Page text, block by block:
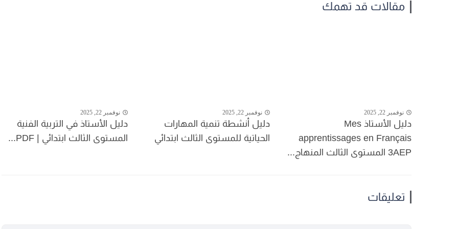
مقالات قد تهمك
نوفمبر 22, 2025
دليل الأستاذ Mes
apprentissages en Français
3AEP المستوى الثالث المنهاج...
نوفمبر 22, 2025
دليل أنشطة تنمية المهارات
الحياتية للمستوى الثالث ابتدائي
نوفمبر 22, 2025
دليل الأستاذ في التربية الفنية
المستوى الثالث ابتدائي | PDF...
تعليقات